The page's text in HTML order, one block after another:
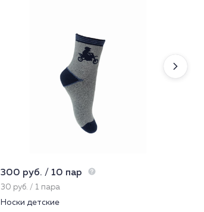
300 руб. / 10 пар
30 руб. / 1 пара
Носки детские